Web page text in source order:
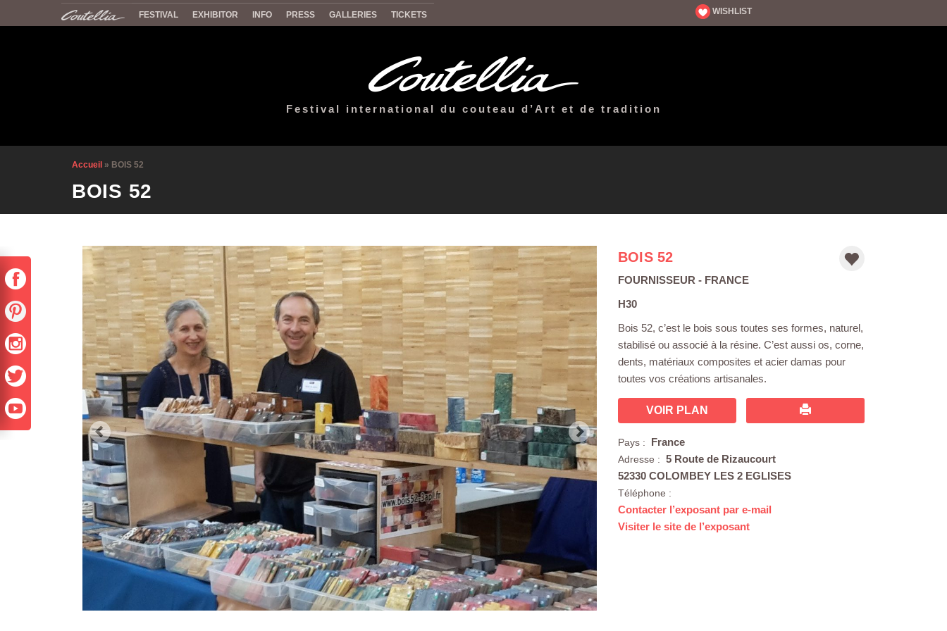
FESTIVAL EXHIBITOR INFO PRESS GALLERIES TICKETS WISHLIST
Festival international du couteau d’Art et de tradition
Accueil » BOIS 52
BOIS 52
BOIS 52
FOURNISSEUR - FRANCE
H30
Bois 52, c’est le bois sous toutes ses formes, naturel,
stabilisé ou associé à la résine. C’est aussi os, corne,
dents, matériaux composites et acier damas pour
toutes vos créations artisanales.
VOIR PLAN
Pays : France
Adresse : 5 Route de Rizaucourt
52330 COLOMBEY LES 2 EGLISES
Téléphone :
Contacter l’exposant par e-mail
Visiter le site de l’exposant